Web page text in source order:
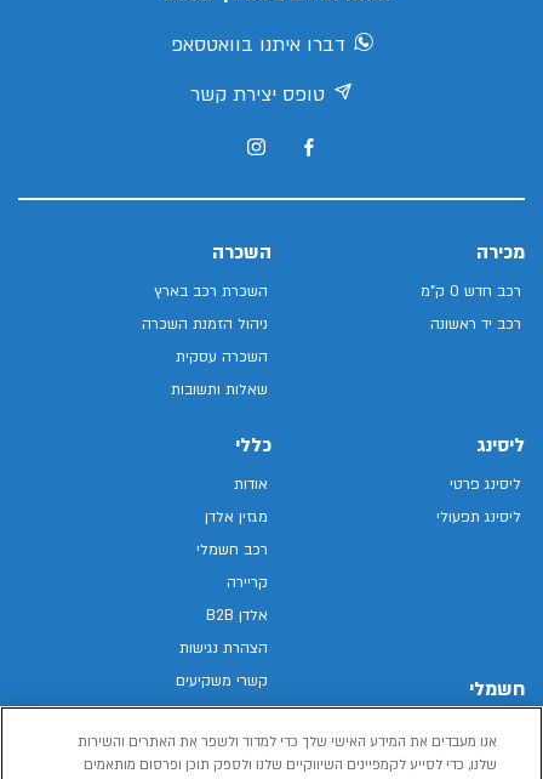
דברו איתנו בוואטסאפ
טופס יצירת קשר
מכירה
רכב חדש 0 ק"מ
רכב יד ראשונה
השכרה
השכרת רכב בארץ
ניהול הזמנת השכרה
השכרה עסקית
שאלות ותשובות
ליסינג
ליסינג פרטי
ליסינג תפעולי
חשמלי
רכב חשמלי
כללי
אודות
מגזין אלדן
רכב חשמלי
קריירה
אלדן B2B
הצהרת נגישות
קשרי משקיעים
מפת האתר
מדיניות פרטיות
אנו מעבדים את המידע האישי שלך כדי למדוד ולשפר את האתרים והשירות
שלנו, כדי לסייע לקמפיינים השיווקיים שלנו ולספק תוכן ופרסום מותאמים